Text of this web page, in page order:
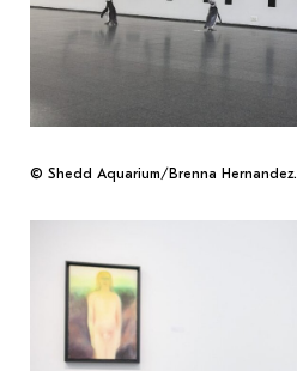
© Shedd Aquarium/Brenna Hernandez.